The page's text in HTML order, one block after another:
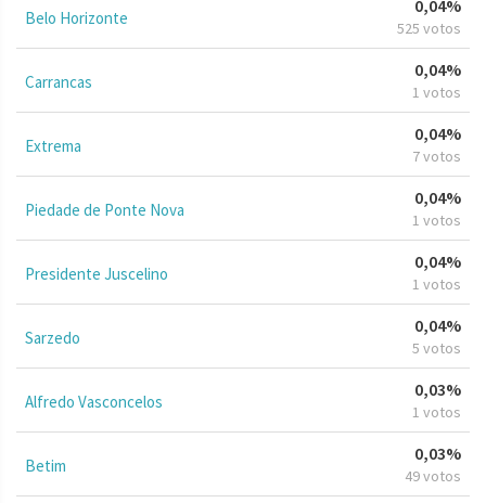
Belo Horizonte
0,04%
525 votos
Carrancas
0,04%
1 votos
Extrema
0,04%
7 votos
Piedade de Ponte Nova
0,04%
1 votos
Presidente Juscelino
0,04%
1 votos
Sarzedo
0,04%
5 votos
Alfredo Vasconcelos
0,03%
1 votos
Betim
0,03%
49 votos